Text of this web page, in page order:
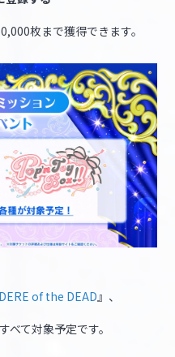
枚まで獲得できます。
of the DEAD 』、
べて対象予定です。